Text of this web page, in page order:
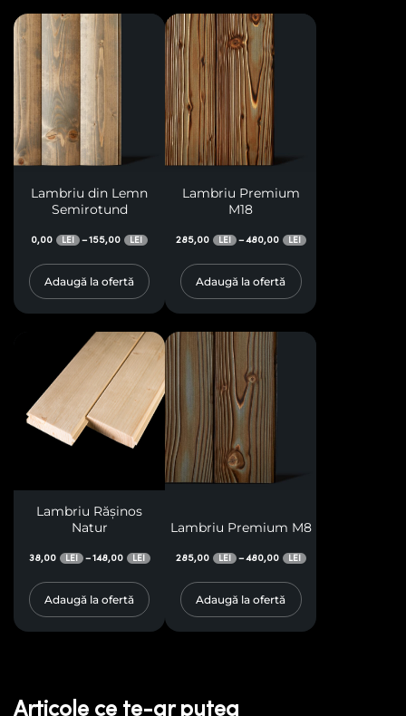
Lambriu din Lemn
Semirotund
0,00 LEI –155,00 LEI
Adaugă la ofertă
Lambriu Premium
M18
285,00 LEI –480,00 LEI
Adaugă la ofertă
Lambriu Rășinos
Natur
38,00 LEI –148,00 LEI
Adaugă la ofertă
Lambriu Premium M8
285,00 LEI –480,00 LEI
Adaugă la ofertă
Articole ce te-ar putea